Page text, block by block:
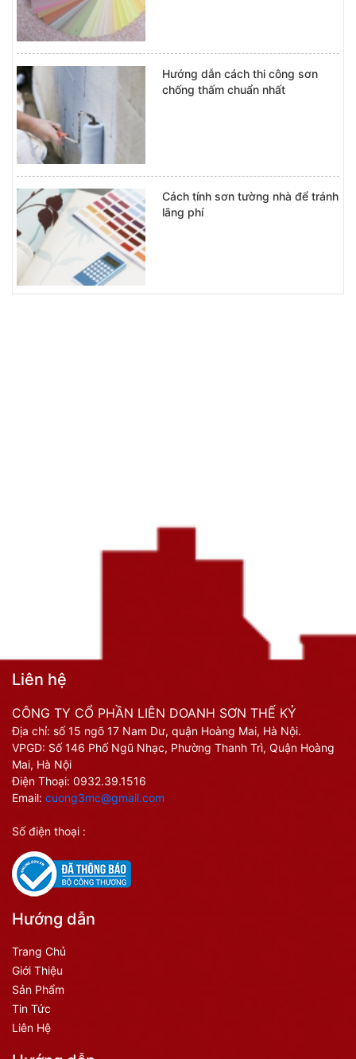
Hướng dẫn cách thi công sơn
chống thấm chuẩn nhất
Cách tính sơn tường nhà để tránh
lãng phí
Liên hệ
CÔNG TY CỔ PHẦN LIÊN DOANH SƠN THẾ KỶ
Địa chỉ: số 15 ngõ 17 Nam Dư, quận Hoàng Mai, Hà Nội.
VPGD: Số 146 Phố Ngũ Nhạc, Phường Thanh Trì, Quận Hoàng
Mai, Hà Nội
Điện Thoại: 0932.39.1516
Email: cuong3mc@gmail.com
Số điện thoại :
Hướng dẫn
Trang Chủ
Giới Thiệu
Sản Phẩm
Tin Tức
Liên Hệ